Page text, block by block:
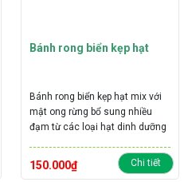
Bánh rong biển kẹp hạt
Bánh rong biển kẹp hạt mix với
mật ong rừng bổ sung nhiều
đạm từ các loại hạt dinh dưỡng
Giúp da sáng dáng thon, tốt cho
150.000₫ Chi tiết